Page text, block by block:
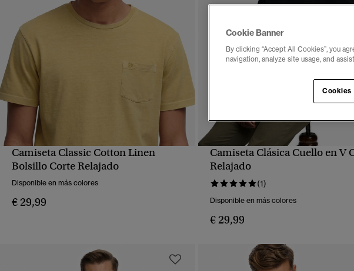
VISTA RÁPIDA
Camiseta Classic Cotton Linen
Bolsillo Corte Relajado
Disponible en más colores
€ 29,99
Camiseta Clásica Cuello en V
Relajado
(1)
Disponible en más colores
€ 29,99
Cookie Banner
By clicking “Accept All Cookies”, you
navigation, analyze site usage, and
Cookies